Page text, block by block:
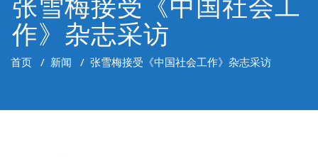
作》杂志采访
首页 / 新闻 / 张雪梅接受《中国社会工作》杂志采访